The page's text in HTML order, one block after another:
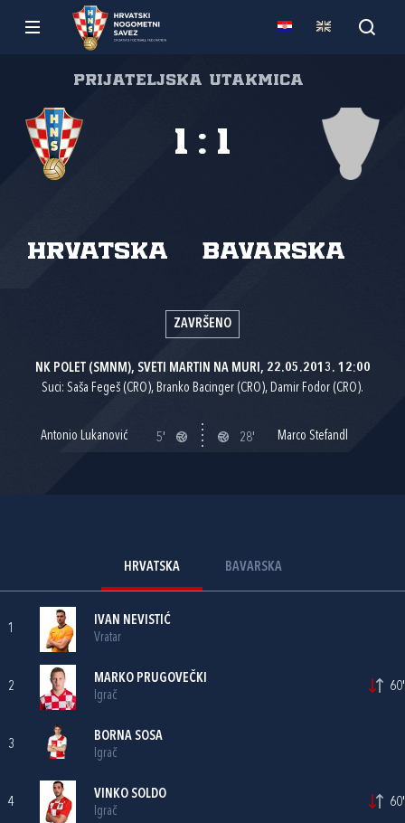
Prijateljska utakmica
Hrvatska Bavarska
1 : 1
ZAVRŠENO
NK POLET (SMNM), SVETI MARTIN NA MURI, 22.05.2013. 12:00
Suci: Saša Fegeš (CRO), Branko Bacinger (CRO), Damir Fodor (CRO).
Antonio Lukanović 5' 28' Marco Stefandl
HRVATSKA BAVARSKA
1
IVAN NEVISTIĆ
Vratar
2
MARKO PRUGOVEČKI
Igrač
60'
3
BORNA SOSA
Igrač
4
VINKO SOLDO
Igrač
60'